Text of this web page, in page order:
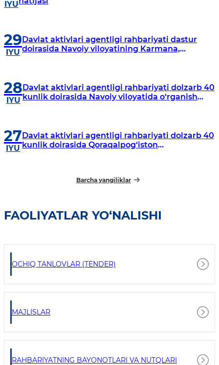
IYU
29
IYU
Davlat aktivlari agentligi rahbariyati dastur
doirasida Navoiy viloyatining Karmana,
28
IYU
Davlat aktivlari agentligi rahbariyati dolzarb 40
kunlik doirasida Navoiy viloyatida o‘rganish
27
IYU
Davlat aktivlari agentligi rahbariyati dolzarb 40
kunlik doirasida Qoraqalpog‘iston
Barcha yangiliklar
FAOLIYATLAR YO‘NALISHI
OCHIQ TANLOVLAR (TENDER)
MAJLISLAR
RAHBARIYATNING BAYONOTLARI VA NUTQLARI